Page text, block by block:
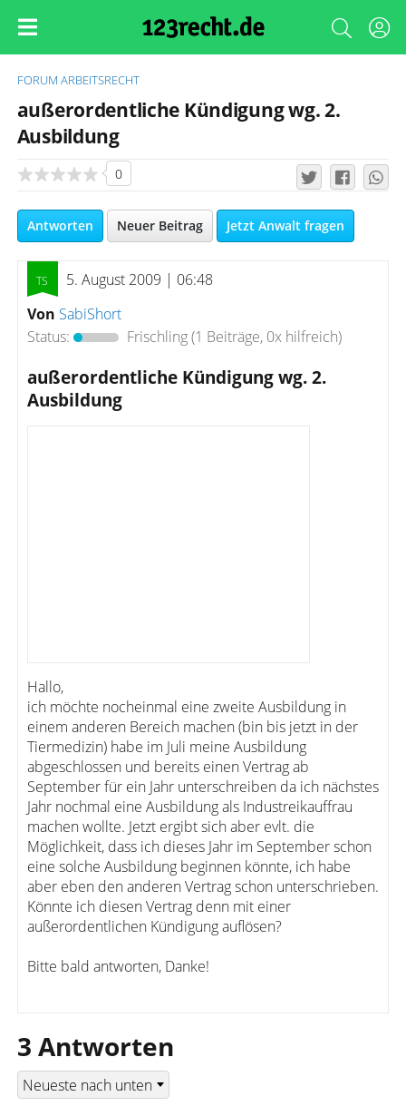
FORUM ARBEITSRECHT
außerordentliche Kündigung wg. 2.
Ausbildung
0
Antworten Neuer Beitrag Jetzt Anwalt fragen
5. August 2009 | 06:48
Von SabiShort
Status:
Frischling(1 Beiträge, 0x hilfreich)
außerordentliche Kündigung wg. 2.
Ausbildung
Hallo,
ich möchte nocheinmal eine zweite Ausbildung in
einem anderen Bereich machen (bin bis jetzt in der
Tiermedizin) habe im Juli meine Ausbildung
abgeschlossen und bereits einen Vertrag ab
September für ein Jahr unterschreiben da ich nächstes
Jahr nochmal eine Ausbildung als Industreikauffrau
machen wollte. Jetzt ergibt sich aber evlt. die
Möglichkeit, dass ich dieses Jahr im September schon
eine solche Ausbildung beginnen könnte, ich habe
aber eben den anderen Vertrag schon unterschrieben.
Könnte ich diesen Vertrag denn mit einer
außerordentlichen Kündigung auflösen?
Bitte bald antworten, Danke!
3 Antworten